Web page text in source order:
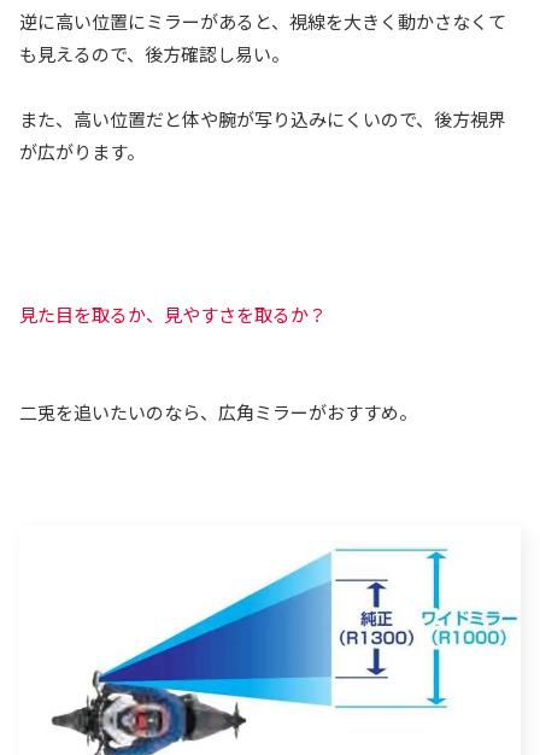
逆に高い位置にミラーがあると、視線を大きく動かさなくて
も見えるので、後方確認し易い。
また、高い位置だと体や腕が写り込みにくいので、後方視界
が広がります。
見た目を取るか、見やすさを取るか？
二兎を追いたいのなら、広角ミラーがおすすめ。